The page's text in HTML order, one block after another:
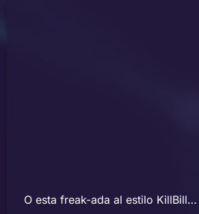
O esta freak-ada al estilo KillBill…